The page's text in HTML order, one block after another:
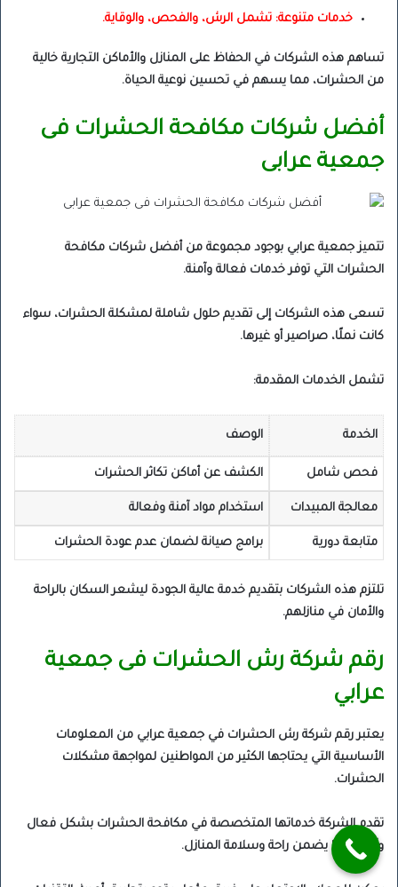
خدمات متنوعة: تشمل الرش، والفحص، والوقاية.
تساهم هذه الشركات في الحفاظ على المنازل والأماكن التجارية خالية
من الحشرات، مما يسهم في تحسين نوعية الحياة.
أفضل شركات مكافحة الحشرات فى
جمعية عرابى
تتميز جمعية عرابي بوجود مجموعة من أفضل شركات مكافحة
الحشرات التي توفر خدمات فعالة وآمنة.
تسعى هذه الشركات إلى تقديم حلول شاملة لمشكلة الحشرات، سواء
كانت نملًا، صراصير أو غيرها.
تشمل الخدمات المقدمة:
الخدمة الوصف
فحص شامل الكشف عن أماكن تكاثر الحشرات
معالجة المبيدات استخدام مواد آمنة وفعالة
متابعة دورية برامج صيانة لضمان عدم عودة الحشرات
تلتزم هذه الشركات بتقديم خدمة عالية الجودة ليشعر السكان بالراحة
والأمان في منازلهم.
رقم شركة رش الحشرات فى جمعية
عرابي
يعتبر رقم شركة رش الحشرات في جمعية عرابي من المعلومات
الأساسية التي يحتاجها الكثير من المواطنين لمواجهة مشكلات
الحشرات.
تقدم الشركة خدماتها المتخصصة في مكافحة الحشرات بشكل فعال
وآمن، مما يضمن راحة وسلامة المنازل.